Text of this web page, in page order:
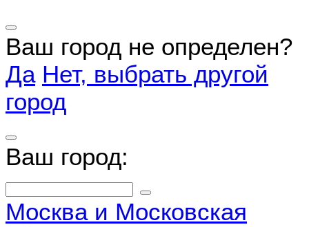
Ваш город не определен?
Да Нет, выбрать другой
город
Ваш город:
Москва и Московская